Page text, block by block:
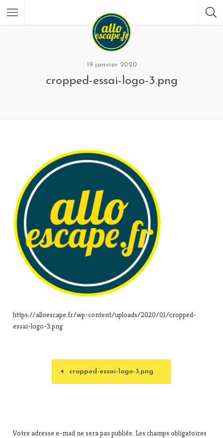
19 janvier 2020
cropped-essai-logo-3.png
https://alloescape.fr/wp-content/uploads/2020/01/cropped-
essai-logo-3.png
cropped-essai-logo-3.png
Votre adresse e-mail ne sera pas publiée. Les champs obligatoires